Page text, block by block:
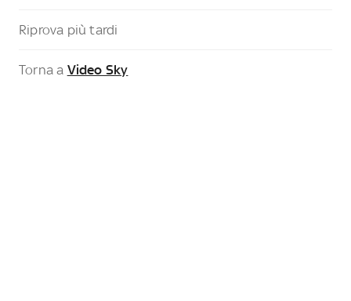
Riprova più tardi
Torna a Video Sky